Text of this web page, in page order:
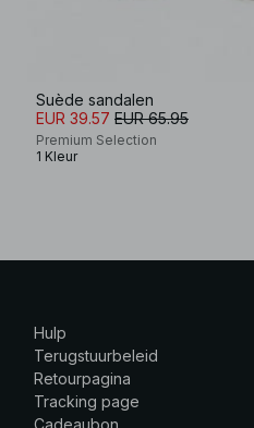
Suède sandalen
EUR 39.57 EUR 65.95
Premium Selection
1 Kleur
Hulp
Terugstuurbeleid
Retourpagina
Tracking page
Cadeaubon